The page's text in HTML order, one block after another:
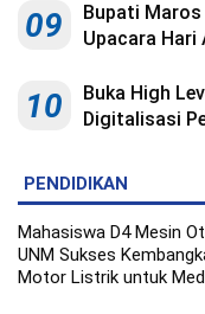
09
Bupati
Upacara Hari
10
Buka High
Digitalisasi
PENDIDIKAN
Mahasiswa D4 Mesin
UNM Sukses
Motor Listrik untuk